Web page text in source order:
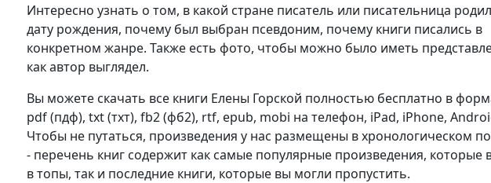
Интересно узнать о том, в какой стране писатель или писательница
дату рождения, почему был выбран псевдоним, почему книги писались в
конкретном жанре. Также есть фото, чтобы можно было иметь
как автор выглядел.
Вы можете скачать все книги Елены Горской полностью бесплатно в
pdf (пдф), txt (тхт), fb2 (фб2), rtf, epub, mobi на телефон, iPad, iPhone,
Чтобы не путаться, произведения у нас размещены в хронологическом
- перечень книг содержит как самые популярные произведения, которые
в топы, так и последние книги, которые вы могли пропустить.